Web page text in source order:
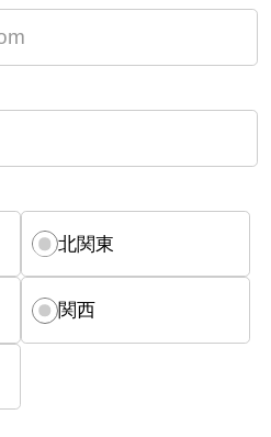
北関東
関西